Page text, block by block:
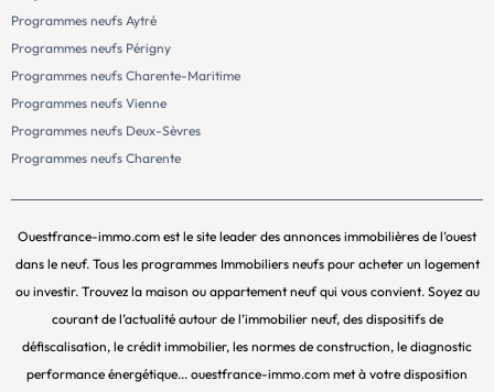
Programmes neufs Aytré
Programmes neufs Périgny
Programmes neufs Charente-Maritime
Programmes neufs Vienne
Programmes neufs Deux-Sèvres
Programmes neufs Charente
Ouestfrance-immo.com est le site leader des annonces immobilières de l’ouest
dans le neuf. Tous les programmes Immobiliers neufs pour acheter un logement
ou investir. Trouvez la maison ou appartement neuf qui vous convient. Soyez au
courant de l’actualité autour de l’immobilier neuf, des dispositifs de
défiscalisation, le crédit immobilier, les normes de construction, le diagnostic
performance énergétique... ouestfrance-immo.com met à votre disposition